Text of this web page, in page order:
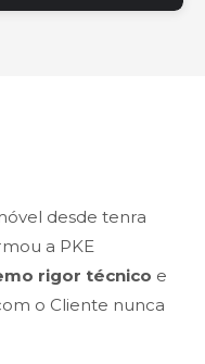
desde tenra
a PKE
rigor técnico e
o Cliente nunca